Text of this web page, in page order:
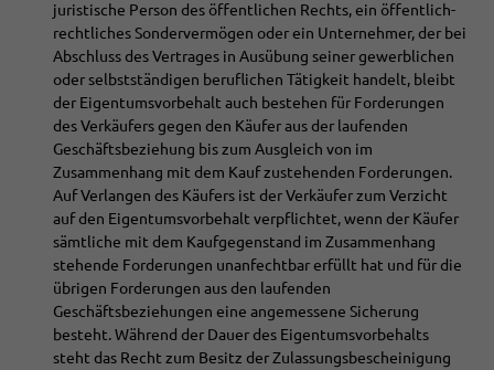
juristische Person des öffentlichen Rechts, ein öffentlich-
rechtliches Sondervermögen oder ein Unternehmer, der bei
Abschluss des Vertrages in Ausübung seiner gewerblichen
oder selbstständigen beruflichen Tätigkeit handelt, bleibt
der Eigentumsvorbehalt auch bestehen für Forderungen
des Verkäufers gegen den Käufer aus der laufenden
Geschäftsbeziehung bis zum Ausgleich von im
Zusammenhang mit dem Kauf zustehenden Forderungen.
Auf Verlangen des Käufers ist der Verkäufer zum Verzicht
auf den Eigentumsvorbehalt verpflichtet, wenn der Käufer
sämtliche mit dem Kaufgegenstand im Zusammenhang
stehende Forderungen unanfechtbar erfüllt hat und für die
übrigen Forderungen aus den laufenden
Geschäftsbeziehungen eine angemessene Sicherung
besteht. Während der Dauer des Eigentumsvorbehalts
steht das Recht zum Besitz der Zulassungsbescheinigung